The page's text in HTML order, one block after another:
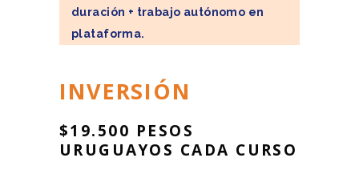
duración + trabajo autónomo en
plataforma.
INVERSIÓN
$19.500 PESOS
URUGUAYOS CADA CURSO